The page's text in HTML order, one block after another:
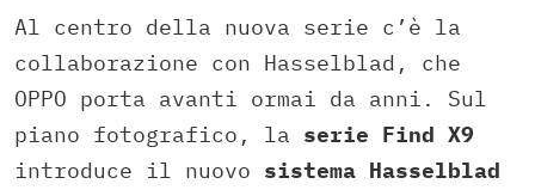
Al centro della nuova serie c’è la
collaborazione con Hasselblad, che
OPPO porta avanti ormai da anni. Sul
piano fotografico, la serie Find X9
introduce il nuovo sistema Hasselblad